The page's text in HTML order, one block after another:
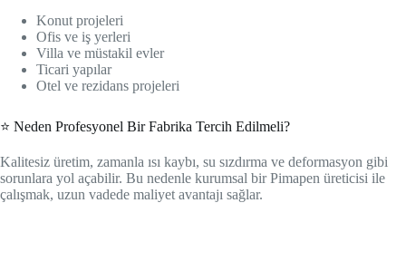
Konut projeleri
Ofis ve iş yerleri
Villa ve müstakil evler
Ticari yapılar
Otel ve rezidans projeleri
⭐ Neden Profesyonel Bir Fabrika Tercih Edilmeli?
Kalitesiz üretim, zamanla ısı kaybı, su sızdırma ve deformasyon gibi
sorunlara yol açabilir. Bu nedenle kurumsal bir Pimapen üreticisi ile
çalışmak, uzun vadede maliyet avantajı sağlar.